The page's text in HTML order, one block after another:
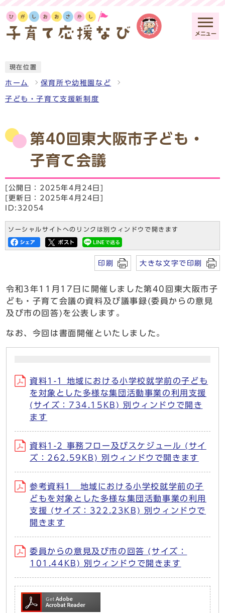
メニュー
現在位置
ホーム 保育所や幼稚園など
子ども・子育て支援新制度
第40回東大阪市子ども・
子育て会議
[公開日：2025年4月24日]
[更新日：2025年4月24日]
ID:32054
ソーシャルサイトへのリンクは別ウィンドウで開きます
印刷 大きな文字で印刷
令和3年11月17日に開催しました第40回東大阪市子
ども・子育て会議の資料及び議事録(委員からの意見
及び市の回答)を公表します。
なお、今回は書面開催といたしました。
資料1-1 地域における小学校就学前の子ども
を対象とした多様な集団活動事業の利用支援
(サイズ：734.15KB) 別ウィンドウで開き
ます
資料1-2 事務フロー及びスケジュール (サイ
ズ：262.59KB) 別ウィンドウで開きます
参考資料1 地域における小学校就学前の子
どもを対象とした多様な集団活動事業の利用
支援 (サイズ：322.23KB) 別ウィンドウで
開きます
委員からの意見及び市の回答 (サイズ：
101.44KB) 別ウィンドウで開きます